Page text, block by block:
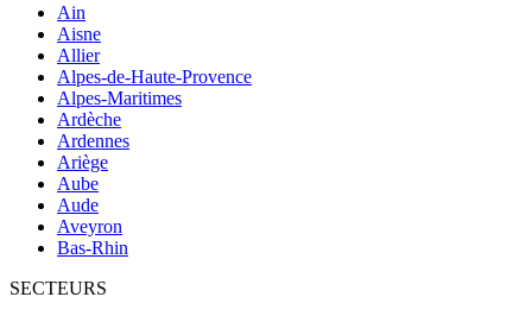
Ain
Aisne
Allier
Alpes-de-Haute-Provence
Alpes-Maritimes
Ardèche
Ardennes
Ariège
Aube
Aude
Aveyron
Bas-Rhin
SECTEURS